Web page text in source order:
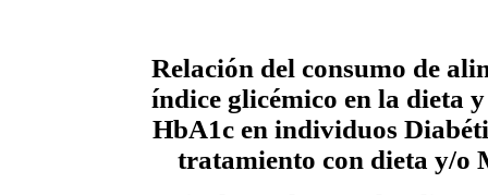
Relación del consumo de
índice glicémico en la dieta
HbA1c en individuos
tratamiento con dieta y/o